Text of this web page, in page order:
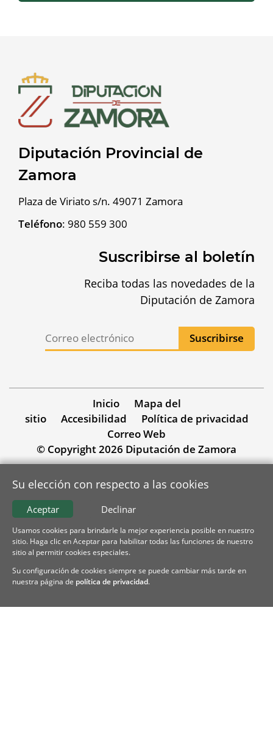
Diputación Provincial de
Zamora
Plaza de Viriato s/n. 49071 Zamora
Teléfono: 980 559 300
Suscribirse al boletín
Reciba todas las novedades de la
Diputación de Zamora
Inicio
Mapa del
sitio
Accesibilidad
Política de privacidad
Correo Web
© Copyright 2026 Diputación de Zamora
Su elección con respecto a las cookies
Declinar
Aceptar
Usamos cookies para brindarle la mejor experiencia posible en nuestro
sitio. Haga clic en Aceptar para habilitar todas las funciones de nuestro
sitio al permitir cookies especiales.
Su configuración de cookies siempre se puede cambiar más tarde en
nuestra página de política de privacidad.